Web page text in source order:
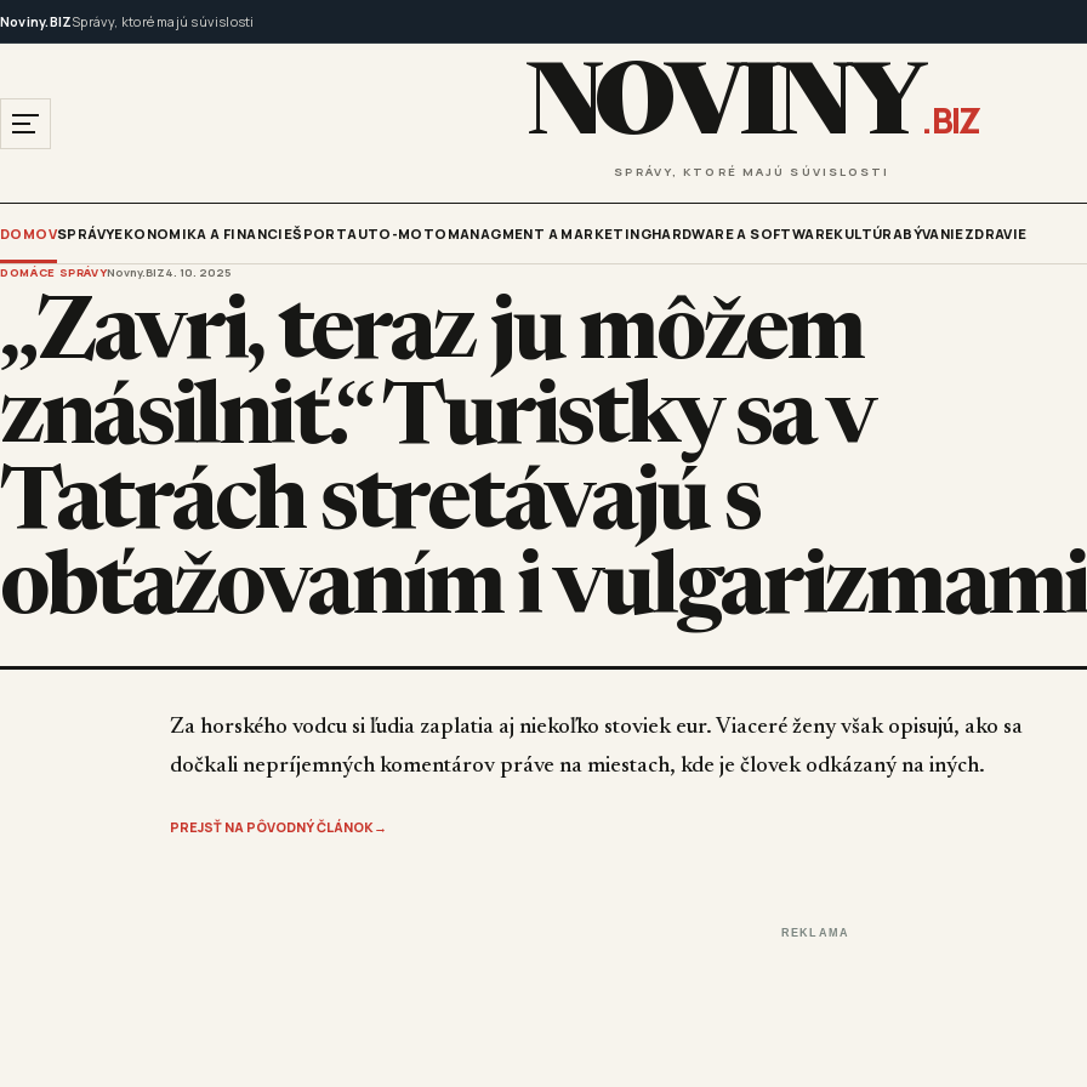
Noviny.BIZSprávy, ktoré majú súvislosti
NOVINY .BIZ
SPRÁVY, KTORÉ MAJÚ SÚVISLOSTI
DOMOVSPRÁVYEKONOMIKA A FINANCIEŠPORTAUTO-MOTO MANAGMENT A MARKETINGHARDWARE A SOFTWAREKULTÚRABÝVANIEZDRAVIE
DOMÁCE SPRÁVYNovny.BIZ4. 10. 2025
„Zavri, teraz ju môžem
znásilniť.“ Turistky sa v
Tatrách stretávajú s
obťažovaním i vulgarizmami
Za horského vodcu si ľudia zaplatia aj niekoľko stoviek eur. Viaceré ženy však opisujú, ako sa
dočkali nepríjemných komentárov práve na miestach, kde je človek odkázaný na iných.
PREJSŤ NA PÔVODNÝ ČLÁNOK→
REKLAMA